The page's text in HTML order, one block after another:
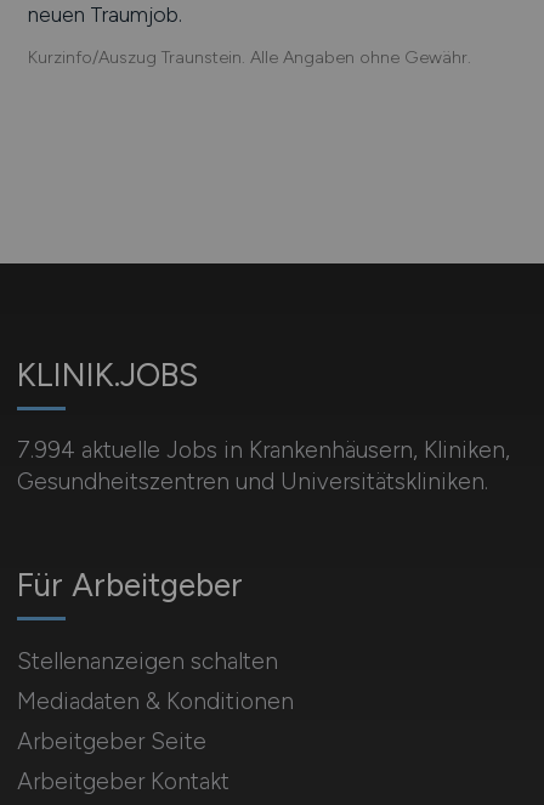
neuen Traumjob.
Kurzinfo/Auszug Traunstein. Alle Angaben ohne Gewähr.
KLINIK.JOBS
7.994 aktuelle Jobs in Krankenhäusern, Kliniken,
Gesundheitszentren und Universitätskliniken.
Für Arbeitgeber
Stellenanzeigen schalten
Mediadaten & Konditionen
Arbeitgeber Seite
Arbeitgeber Kontakt